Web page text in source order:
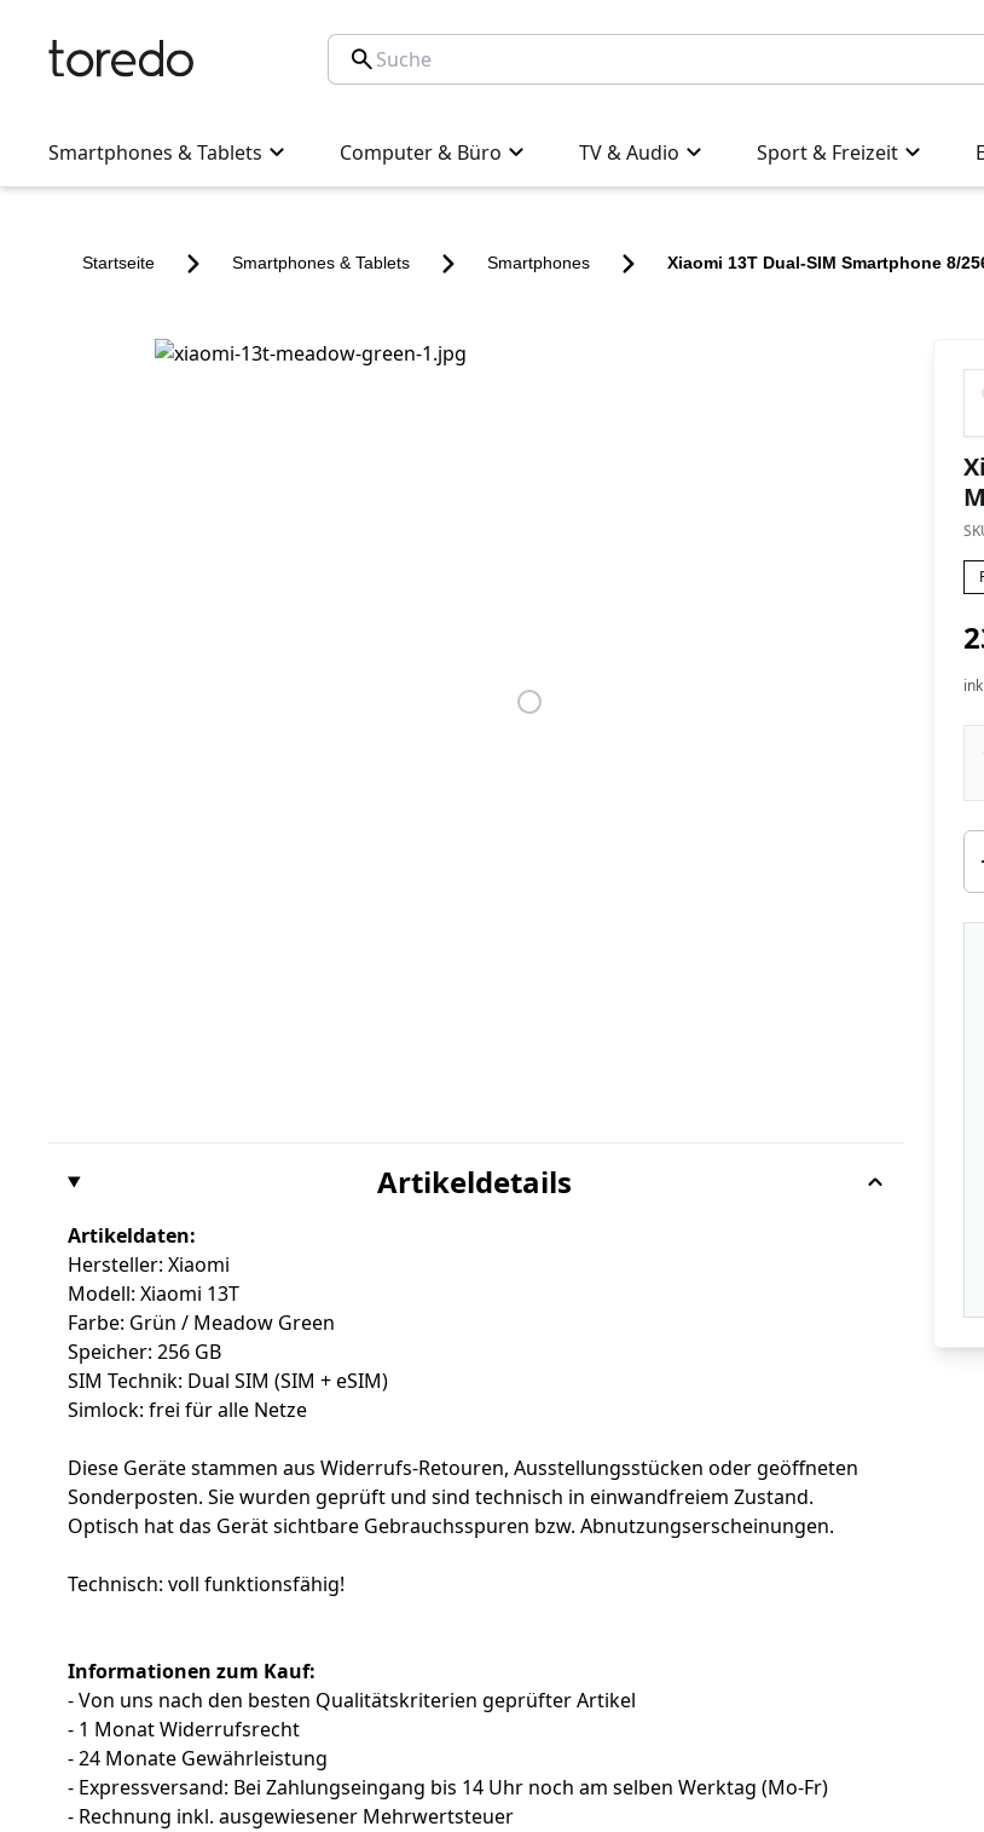
Smartphones & Tablets Computer & Büro TV & Audio Sport & Freizeit
Startseite Smartphones & Tablets Smartphones Xiaomi 13T Dual-SIM Smartphone 8/
Artikeldetails
Artikeldaten:
Hersteller: Xiaomi
Modell: Xiaomi 13T
Farbe: Grün / Meadow Green
Speicher: 256 GB
SIM Technik: Dual SIM (SIM + eSIM)
Simlock: frei für alle Netze
Diese Geräte stammen aus Widerrufs-Retouren, Ausstellungsstücken oder geöffneten
Sonderposten. Sie wurden geprüft und sind technisch in einwandfreiem Zustand.
Optisch hat das Gerät sichtbare Gebrauchsspuren bzw. Abnutzungserscheinungen.
Technisch: voll funktionsfähig!
Informationen zum Kauf:
- Von uns nach den besten Qualitätskriterien geprüfter Artikel
- 1 Monat Widerrufsrecht
- 24 Monate Gewährleistung
- Expressversand: Bei Zahlungseingang bis 14 Uhr noch am selben Werktag (Mo-Fr)
- Rechnung inkl. ausgewiesener Mehrwertsteuer